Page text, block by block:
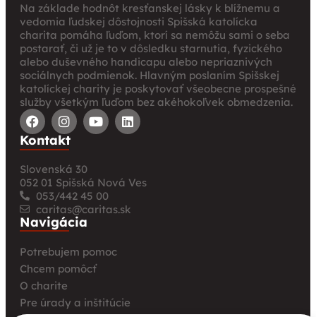
Na základe hodnôt kresťanskej lásky k blížnemu a
vedomia ľudskej dôstojnosti Spišská katolícka
charita pomáha ľuďom, ktorí sa nemôžu sami o seba
postarať, či už je to v dôsledku starnutia, fyzického
alebo duševného handicapu alebo nepriaznivých
sociálnych podmienok. Hlavným poslaním Spišskej
katolíckej charity je poskytovať všeobecne prospešné
služby všetkým ľuďom bez akéhokoľvek obmedzenia.
Kontakt
Slovenská 30
052 01 Spišská Nová Ves
053/442 45 00
caritas@caritas.sk
Navigácia
Potrebujem pomoc
Chcem pomôcť
O charite
Pre úrady a inštitúcie